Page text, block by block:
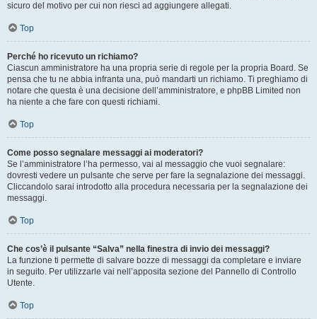
sicuro del motivo per cui non riesci ad aggiungere allegati.
Top
Perché ho ricevuto un richiamo?
Ciascun amministratore ha una propria serie di regole per la propria Board. Se
pensa che tu ne abbia infranta una, può mandarti un richiamo. Ti preghiamo di
notare che questa è una decisione dell’amministratore, e phpBB Limited non
ha niente a che fare con questi richiami.
Top
Come posso segnalare messaggi ai moderatori?
Se l’amministratore l’ha permesso, vai al messaggio che vuoi segnalare:
dovresti vedere un pulsante che serve per fare la segnalazione dei messaggi.
Cliccandolo sarai introdotto alla procedura necessaria per la segnalazione dei
messaggi.
Top
Che cos’è il pulsante “Salva” nella finestra di invio dei messaggi?
La funzione ti permette di salvare bozze di messaggi da completare e inviare
in seguito. Per utilizzarle vai nell’apposita sezione del Pannello di Controllo
Utente.
Top